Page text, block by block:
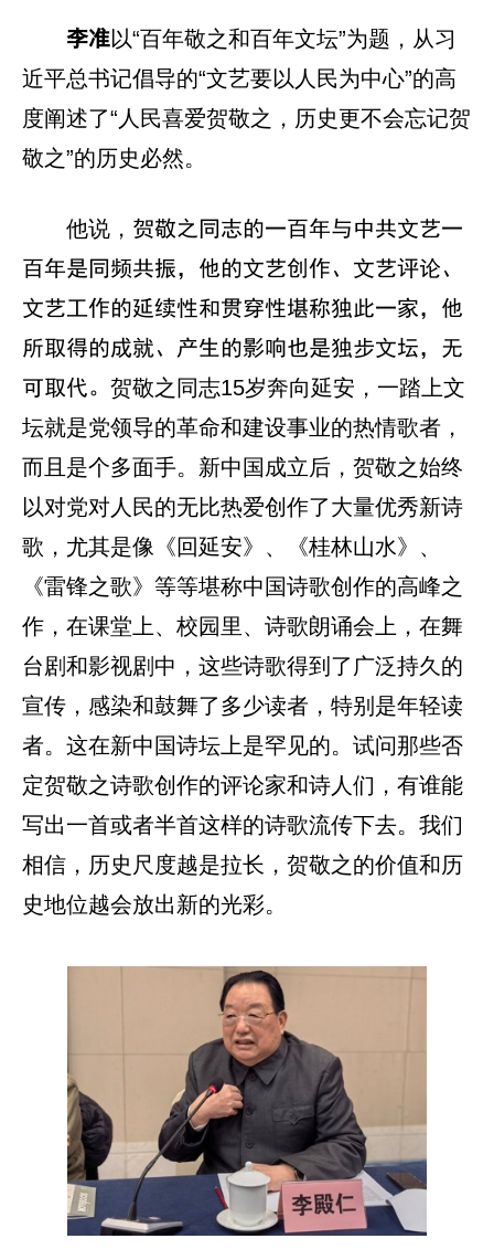
李准以“百年敬之和百年文坛”为题，从习
近平总书记倡导的“文艺要以人民为中心”的高
度阐述了“人民喜爱贺敬之，历史更不会忘记贺
敬之”的历史必然。
他说， 贺敬之同志的一百年与中共文艺一
百年是同频共振，他的文艺创作、文艺评论、
文艺工作的延续性和贯穿性堪称独此一家，他
所取得的成就、产生的影响也是独步文坛，无
可取代。 贺敬之同志15岁奔向延安，一踏上文
坛就是党领导的革命和建设事业的热情歌者，
而且是个多面手。新中国成立后，贺敬之始终
以对党对人民的无比热爱创作了大量优秀新诗
歌，尤其是像《回延安》、《桂林山水》、
《雷锋之歌》等等堪称中国诗歌创作的高峰之
作，在课堂上、校园里、诗歌朗诵会上，在舞
台剧和影视剧中，这些诗歌得到了广泛持久的
宣传，感染和鼓舞了多少读者，特别是年轻读
者。这在新中国诗坛上是罕见的。试问那些否
定贺敬之诗歌创作的评论家和诗人们，有谁能
写出一首或者半首这样的诗歌流传下去。我们
相信，历史尺度越是拉长，贺敬之的价值和历
史地位越会放出新的光彩。